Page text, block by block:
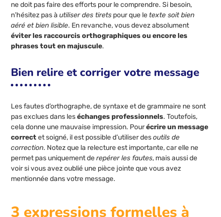
ne doit pas faire des efforts pour le comprendre. Si besoin,
n’hésitez pas àutiliser des tirets pour que letexte soit bien
aéré et bien lisible. En revanche, vous devez absolument
éviter les raccourcis orthographiques ou encore les
phrases tout en majuscule.
Bien relire et corriger votre message
Les fautes d’orthographe, de syntaxe et de grammaire ne sont
pas exclues dans leséchanges professionnels. Toutefois,
cela donne une mauvaise impression. Pourécrire un message
correctet soigné, il est possible d’utiliser desoutils de
correction. Notez que la relecture est importante, car elle ne
permet pas uniquement derepérer les fautes, mais aussi de
voir si vous avez oublié une pièce jointe que vous avez
mentionnée dans votre message.
3 expressions formelles à